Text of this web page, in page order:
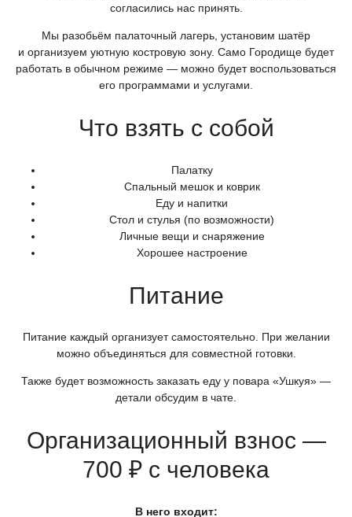
согласились нас принять.
Мы разобьём палаточный лагерь, установим шатёр
и организуем уютную костровую зону. Само Городище будет
работать в обычном режиме — можно будет воспользоваться
его программами и услугами.
Что взять с собой
Палатку
Спальный мешок и коврик
Еду и напитки
Стол и стулья (по возможности)
Личные вещи и снаряжение
Хорошее настроение
Питание
Питание каждый организует самостоятельно. При желании
можно объединяться для совместной готовки.
Также будет возможность заказать еду у повара «Ушкуя» —
детали обсудим в чате.
Организационный взнос —
700 ₽ с человека
В него входит: